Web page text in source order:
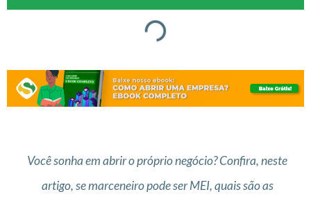
Você sonha em abrir o próprio negócio? Confira, neste
artigo, se marceneiro pode ser MEI, quais são as